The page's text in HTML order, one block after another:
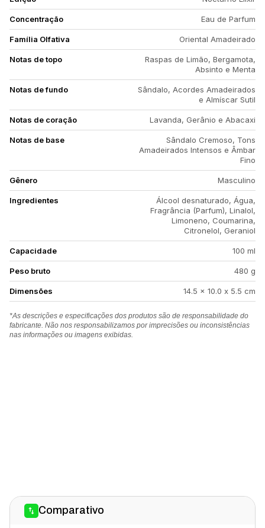
Concentração Eau de Parfum
Família Olfativa Oriental Amadeirado
Notas de topo
Raspas de Limão, Bergamota,
Absinto e Menta
Notas de fundo
Sândalo, Acordes Amadeirados
e Almíscar Sutil
Notas de coração Lavanda, Gerânio e Abacaxi
Notas de base
Sândalo Cremoso, Tons
Amadeirados Intensos e Âmbar
Fino
Gênero Masculino
Ingredientes
Álcool desnaturado, Água,
Fragrância (Parfum), Linalol,
Limoneno, Coumarina,
Citronelol, Geraniol
Capacidade 100 ml
Peso bruto 480 g
Dimensões 14.5 x 10.0 x 5.5 cm
*As descrições e especificações dos produtos são de responsabilidade do
fabricante. Não nos responsabilizamos por imprecisões ou inconsistências
nas informações ou imagens exibidas.
Comparativo